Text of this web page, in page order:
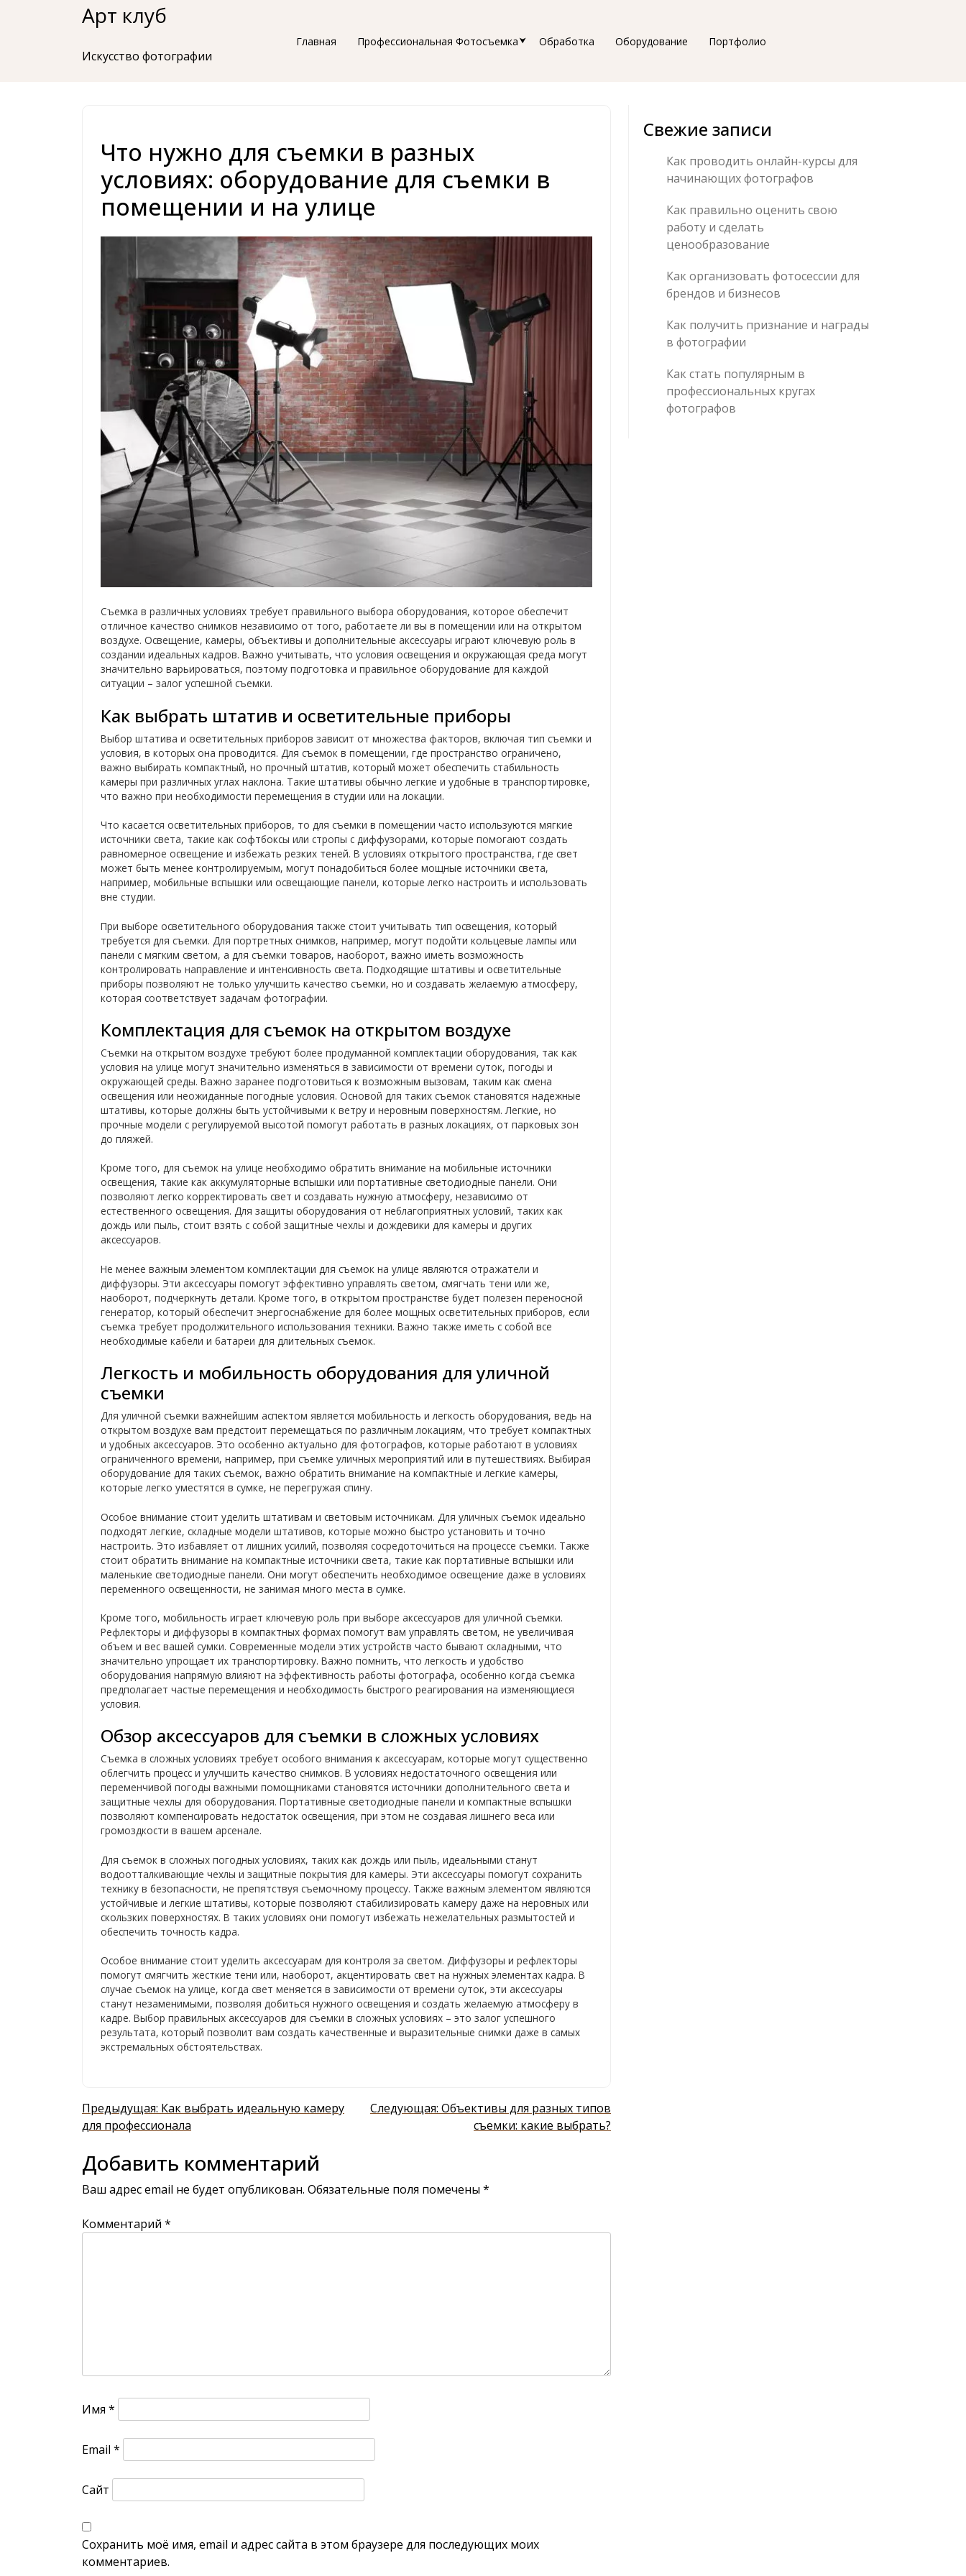
Перейти
к
Арт клуб
Искусство фотографии
Главная Профессиональная Фотосъемка Обработка Оборудование Портфолио
Что нужно для съемки в разных
условиях: оборудование для съемки в
помещении и на улице
Съемка в различных условиях требует правильного выбора оборудования, которое обеспечит
отличное качество снимков независимо от того, работаете ли вы в помещении или на открытом
воздухе. Освещение, камеры, объективы и дополнительные аксессуары играют ключевую роль в
создании идеальных кадров. Важно учитывать, что условия освещения и окружающая среда могут
значительно варьироваться, поэтому подготовка и правильное оборудование для каждой
ситуации – залог успешной съемки.
Как выбрать штатив и осветительные приборы
Выбор штатива и осветительных приборов зависит от множества факторов, включая тип съемки и
условия, в которых она проводится. Для съемок в помещении, где пространство ограничено,
важно выбирать компактный, но прочный штатив, который может обеспечить стабильность
камеры при различных углах наклона. Такие штативы обычно легкие и удобные в транспортировке,
что важно при необходимости перемещения в студии или на локации.
Что касается осветительных приборов, то для съемки в помещении часто используются мягкие
источники света, такие как софтбоксы или стропы с диффузорами, которые помогают создать
равномерное освещение и избежать резких теней. В условиях открытого пространства, где свет
может быть менее контролируемым, могут понадобиться более мощные источники света,
например, мобильные вспышки или освещающие панели, которые легко настроить и использовать
вне студии.
При выборе осветительного оборудования также стоит учитывать тип освещения, который
требуется для съемки. Для портретных снимков, например, могут подойти кольцевые лампы или
панели с мягким светом, а для съемки товаров, наоборот, важно иметь возможность
контролировать направление и интенсивность света. Подходящие штативы и осветительные
приборы позволяют не только улучшить качество съемки, но и создавать желаемую атмосферу,
которая соответствует задачам фотографии.
Комплектация для съемок на открытом воздухе
Съемки на открытом воздухе требуют более продуманной комплектации оборудования, так как
условия на улице могут значительно изменяться в зависимости от времени суток, погоды и
окружающей среды. Важно заранее подготовиться к возможным вызовам, таким как смена
освещения или неожиданные погодные условия. Основой для таких съемок становятся надежные
штативы, которые должны быть устойчивыми к ветру и неровным поверхностям. Легкие, но
прочные модели с регулируемой высотой помогут работать в разных локациях, от парковых зон
до пляжей.
Кроме того, для съемок на улице необходимо обратить внимание на мобильные источники
освещения, такие как аккумуляторные вспышки или портативные светодиодные панели. Они
позволяют легко корректировать свет и создавать нужную атмосферу, независимо от
естественного освещения. Для защиты оборудования от неблагоприятных условий, таких как
дождь или пыль, стоит взять с собой защитные чехлы и дождевики для камеры и других
аксессуаров.
Не менее важным элементом комплектации для съемок на улице являются отражатели и
диффузоры. Эти аксессуары помогут эффективно управлять светом, смягчать тени или же,
наоборот, подчеркнуть детали. Кроме того, в открытом пространстве будет полезен переносной
генератор, который обеспечит энергоснабжение для более мощных осветительных приборов, если
съемка требует продолжительного использования техники. Важно также иметь с собой все
необходимые кабели и батареи для длительных съемок.
Легкость и мобильность оборудования для уличной
съемки
Для уличной съемки важнейшим аспектом является мобильность и легкость оборудования, ведь на
открытом воздухе вам предстоит перемещаться по различным локациям, что требует компактных
и удобных аксессуаров. Это особенно актуально для фотографов, которые работают в условиях
ограниченного времени, например, при съемке уличных мероприятий или в путешествиях. Выбирая
оборудование для таких съемок, важно обратить внимание на компактные и легкие камеры,
которые легко уместятся в сумке, не перегружая спину.
Особое внимание стоит уделить штативам и световым источникам. Для уличных съемок идеально
подходят легкие, складные модели штативов, которые можно быстро установить и точно
настроить. Это избавляет от лишних усилий, позволяя сосредоточиться на процессе съемки. Также
стоит обратить внимание на компактные источники света, такие как портативные вспышки или
маленькие светодиодные панели. Они могут обеспечить необходимое освещение даже в условиях
переменного освещенности, не занимая много места в сумке.
Кроме того, мобильность играет ключевую роль при выборе аксессуаров для уличной съемки.
Рефлекторы и диффузоры в компактных формах помогут вам управлять светом, не увеличивая
объем и вес вашей сумки. Современные модели этих устройств часто бывают складными, что
значительно упрощает их транспортировку. Важно помнить, что легкость и удобство
оборудования напрямую влияют на эффективность работы фотографа, особенно когда съемка
предполагает частые перемещения и необходимость быстрого реагирования на изменяющиеся
условия.
Обзор аксессуаров для съемки в сложных условиях
Съемка в сложных условиях требует особого внимания к аксессуарам, которые могут существенно
облегчить процесс и улучшить качество снимков. В условиях недостаточного освещения или
переменчивой погоды важными помощниками становятся источники дополнительного света и
защитные чехлы для оборудования. Портативные светодиодные панели и компактные вспышки
позволяют компенсировать недостаток освещения, при этом не создавая лишнего веса или
громоздкости в вашем арсенале.
Для съемок в сложных погодных условиях, таких как дождь или пыль, идеальными станут
водоотталкивающие чехлы и защитные покрытия для камеры. Эти аксессуары помогут сохранить
технику в безопасности, не препятствуя съемочному процессу. Также важным элементом являются
устойчивые и легкие штативы, которые позволяют стабилизировать камеру даже на неровных или
скользких поверхностях. В таких условиях они помогут избежать нежелательных размытостей и
обеспечить точность кадра.
Особое внимание стоит уделить аксессуарам для контроля за светом. Диффузоры и рефлекторы
помогут смягчить жесткие тени или, наоборот, акцентировать свет на нужных элементах кадра. В
случае съемок на улице, когда свет меняется в зависимости от времени суток, эти аксессуары
станут незаменимыми, позволяя добиться нужного освещения и создать желаемую атмосферу в
кадре. Выбор правильных аксессуаров для съемки в сложных условиях – это залог успешного
результата, который позволит вам создать качественные и выразительные снимки даже в самых
экстремальных обстоятельствах.
Навигация
по
Предыдущая: Как выбрать идеальную камеру
для профессионала
Следующая: Объективы для разных типов
съемки: какие выбрать?
Добавить комментарий
Ваш адрес email не будет опубликован. Обязательные поля помечены *
Комментарий *
Имя *
Email *
Сайт
Сохранить моё имя, email и адрес сайта в этом браузере для последующих моих
комментариев.
Свежие записи
Как проводить онлайн-курсы для
начинающих фотографов
Как правильно оценить свою
работу и сделать
ценообразование
Как организовать фотосессии для
брендов и бизнесов
Как получить признание и награды
в фотографии
Как стать популярным в
профессиональных кругах
фотографов